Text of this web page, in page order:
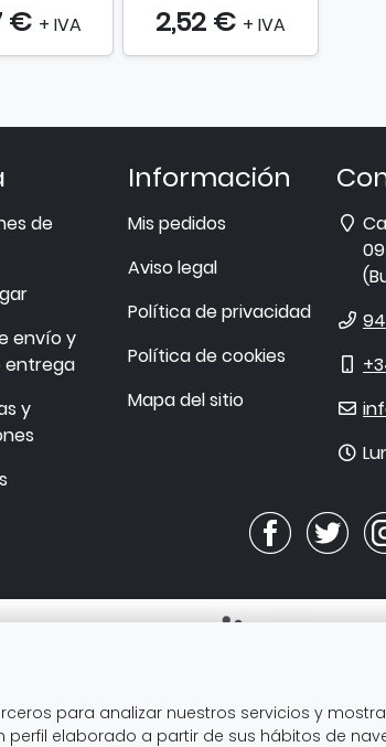
€ + IVA 2,52 € + IVA
de
envío y
entrega
y
Información
Mis pedidos
Aviso legal
Política de privacidad
Política de cookies
Mapa del sitio
(
E-
ARTE-VÉRTICE SL ha recibido servicios de
para analizar nuestros servicios y
perfil elaborado a partir de sus hábitos de